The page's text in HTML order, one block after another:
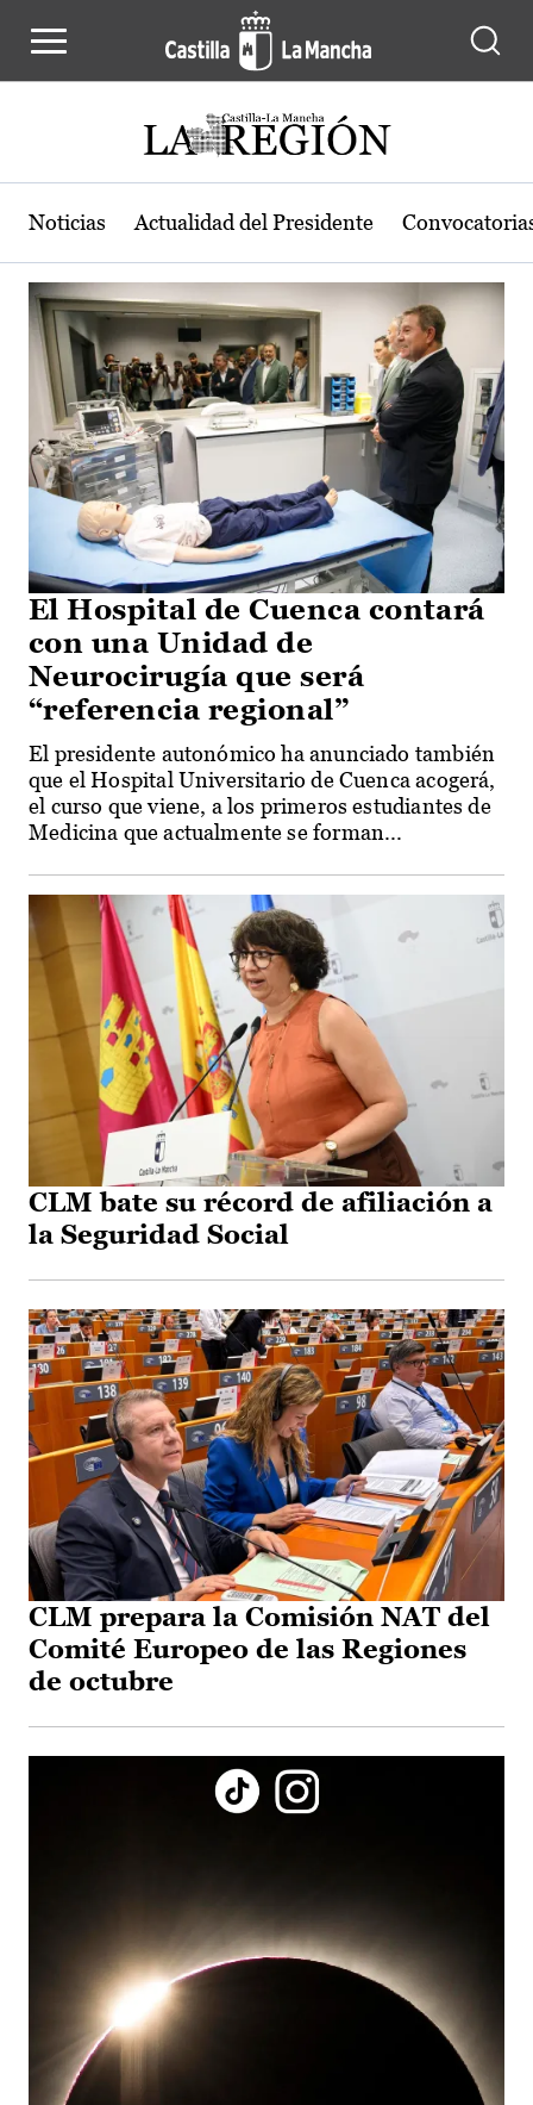
Actualidad de la región de Castilla-
Noticias Actualidad del Presidente
El Hospital de Cuenca contará
con una Unidad de
Neurocirugía que será
“referencia regional”
El presidente autonómico ha anunciado también
que el Hospital Universitario de Cuenca acogerá,
el curso que viene, a los primeros estudiantes de
Medicina que actualmente se forman...
CLM bate su récord de afiliación a
la Seguridad Social
CLM prepara la Comisión NAT del
Comité Europeo de las Regiones
de octubre